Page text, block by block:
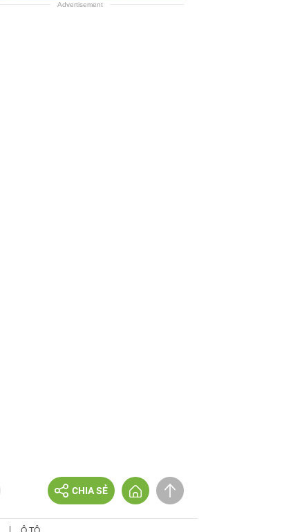
Advertisement
CHIA SẺ